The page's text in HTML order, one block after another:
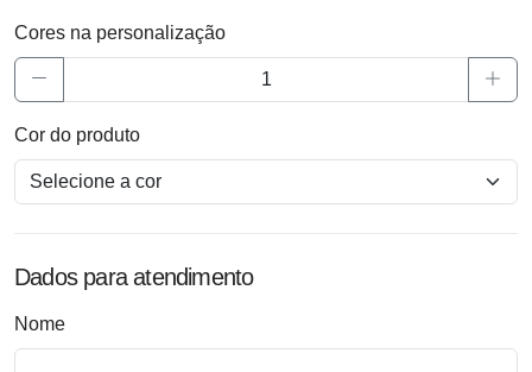
Cores na personalização
Cor do produto
Dados para atendimento
Nome